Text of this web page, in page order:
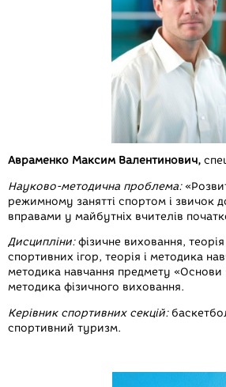
Авраменко Максим Валентинович,
Науково-методична проблема:
режимному занятті спортом і звичок
вправами у майбутніх вчителів
Дисципліни:фізичне виховання,
спортивних ігор, теорія і методика
методика навчання предмету «Основи
методика фізичного виховання.
Керівник спортивних секцій:
спортивний туризм.